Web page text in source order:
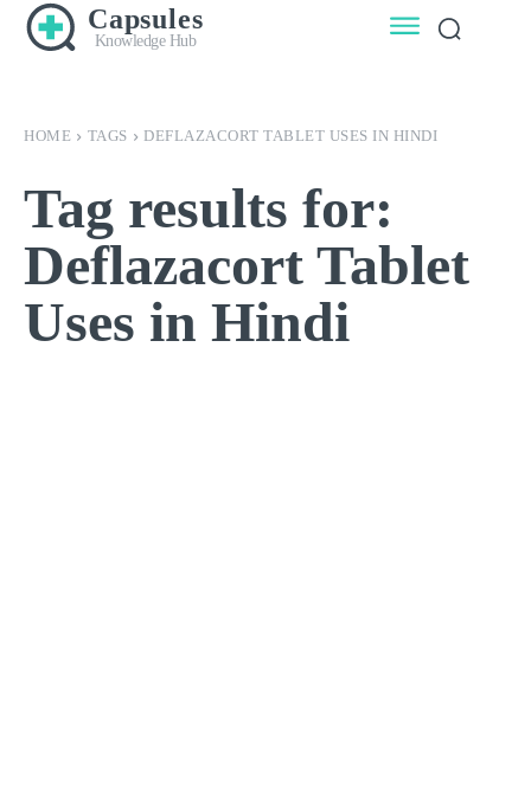
Capsules
Knowledge Hub
HOME TAGS DEFLAZACORT TABLET USES IN HINDI
Tag results for:
Deflazacort Tablet
Uses in Hindi